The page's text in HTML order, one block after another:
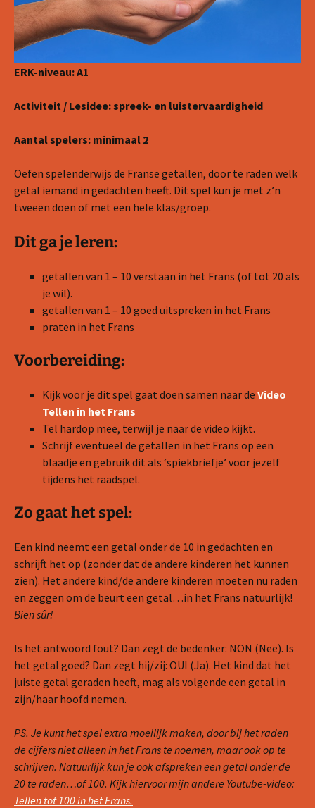
ERK-niveau: A1
Activiteit / Lesidee: spreek- en luistervaardigheid
Aantal spelers: minimaal 2
Oefen spelenderwijs de Franse getallen, door te raden welk
getal iemand in gedachten heeft. Dit spel kun je met z’n
tweeën doen of met een hele klas/groep.
Dit ga je leren:
getallen van 1 – 10 verstaan in het Frans (of tot 20 als
je wil).
getallen van 1 – 10 goed uitspreken in het Frans
praten in het Frans
Voorbereiding:
Kijk voor je dit spel gaat doen samen naar de Video
Tellen in het Frans
Tel hardop mee, terwijl je naar de video kijkt.
Schrijf eventueel de getallen in het Frans op een
blaadje en gebruik dit als ‘spiekbriefje’ voor jezelf
tijdens het raadspel.
Zo gaat het spel:
Een kind neemt een getal onder de 10 in gedachten en
schrijft het op (zonder dat de andere kinderen het kunnen
zien). Het andere kind/de andere kinderen moeten nu raden
en zeggen om de beurt een getal…in het Frans natuurlijk!
Bien sûr!
Is het antwoord fout? Dan zegt de bedenker: NON (Nee). Is
het getal goed? Dan zegt hij/zij: OUI (Ja). Het kind dat het
juiste getal geraden heeft, mag als volgende een getal in
zijn/haar hoofd nemen.
PS. Je kunt het spel extra moeilijk maken, door bij het raden
de cijfers niet alleen in het Frans te noemen, maar ook op te
schrijven. Natuurlijk kun je ook afspreken een getal onder de
20 te raden…of 100. Kijk hiervoor mijn andere Youtube-video:
Tellen tot 100 in het Frans.